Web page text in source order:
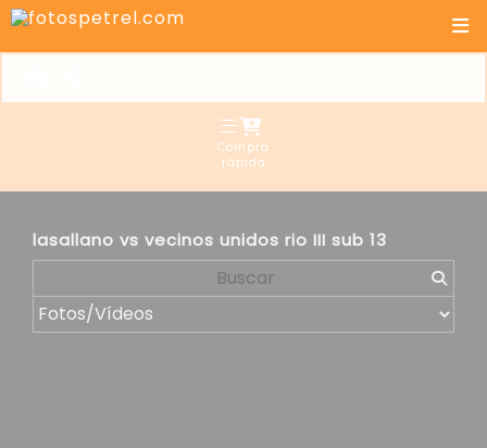
Compra
rápida
lasallano vs vecinos unidos rio III sub 13